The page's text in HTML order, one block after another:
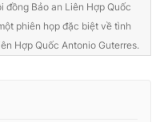
Thể thao
đồng Bảo an Liên Hợp Quốc
phiên họp đặc biệt về tình
Hợp Quốc Antonio Guterres.